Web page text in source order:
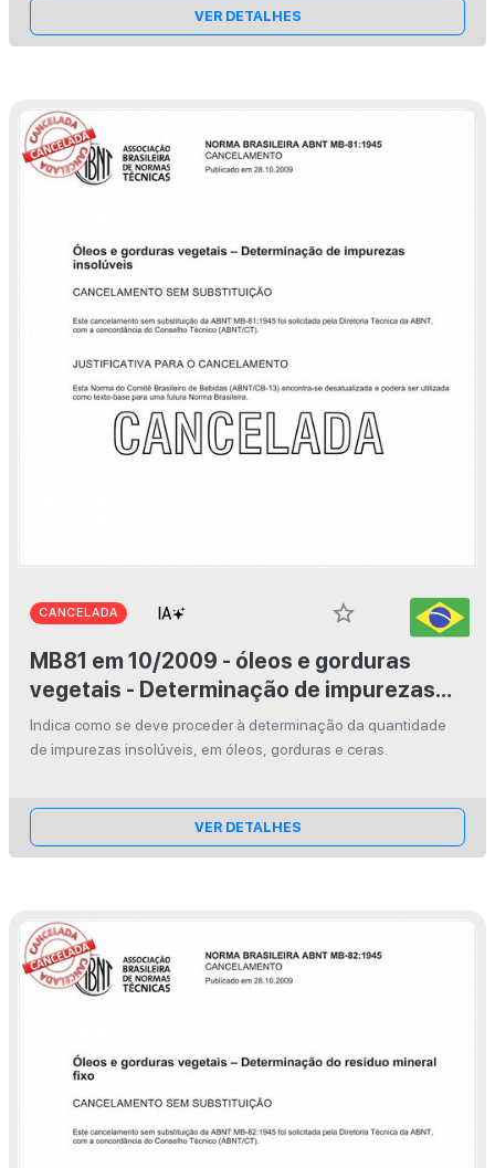
VER DETALHES
CANCELADA
star_border
MB81 em 10/2009 - óleos e gorduras
vegetais - Determinação de impurezas
insolúveis
Indica como se deve proceder à determinação da quantidade
de impurezas insolúveis, em óleos, gorduras e ceras.
VER DETALHES